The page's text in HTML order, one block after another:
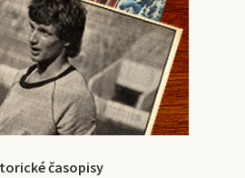
časopisy